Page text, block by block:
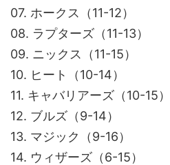
07. ホークス（11-12）
08. ラプターズ（11-13）
09. ニックス（11-15）
10. ヒート（10-14）
11. キャバリアーズ（10-15）
12. ブルズ（9-14）
13. マジック（9-16）
14. ウィザーズ（6-15）